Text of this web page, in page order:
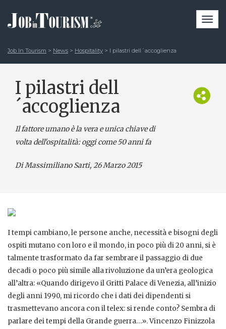
Job In Tourism > News > Hospitality > I pilastri dell´accoglienza
I pilastri dell
´accoglienza
Il fattore umano è la vera e unica chiave di
volta dell'ospitalità: oggi come 50 anni fa
Di Massimiliano Sarti, 26 Marzo 2015
I tempi cambiano, le persone anche, necessità e bisogni degli
ospiti mutano con loro e il mondo, in poco più di 20 anni, si è
talmente trasformato da far sembrare il passaggio di due
decadi o poco più simile alla rivoluzione da un’era geologica
all’altra: «Quando dirigevo il Gritti Palace di Venezia, all’inizio
degli anni 1990, mi ricordo che i dati dei dipendenti si
trasmettevano ancora con il telex: si rende conto? Sembra di
parlare dei tempi della Grande guerra…». Vincenzo Finizzola